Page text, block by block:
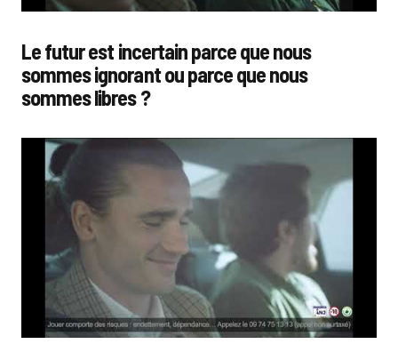
Le futur est incertain parce que nous
sommes ignorant ou parce que nous
sommes libres ?